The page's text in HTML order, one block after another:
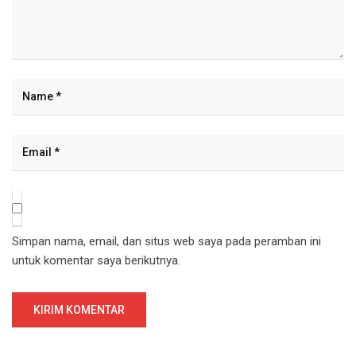
Simpan nama, email, dan situs web saya pada peramban ini
untuk komentar saya berikutnya.